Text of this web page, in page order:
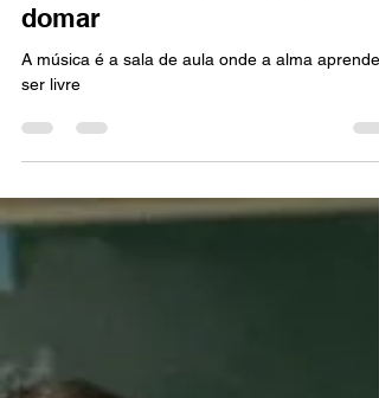
Escola de Rock — a paixão
que o tempo não conseguiu
domar
A música é a sala de aula onde a alma aprende